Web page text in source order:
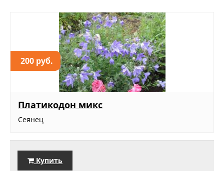
200 руб.
Платикодон микс
Сеянец
Купить